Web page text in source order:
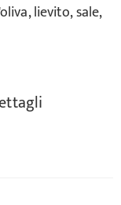
lievito, sale,